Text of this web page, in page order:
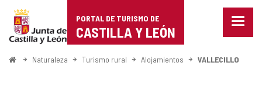
Portal
de
Turismo
PORTAL DE TURISMO DE
CASTILLA Y LEÓN
Menu
InicioNaturaleza Turismo rural Alojamientos VALLECILLO